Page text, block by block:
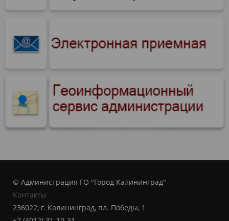
© Администрация ГО "Город Калининград"
Контакты
236022, г. Калининград, пл. Победы, 1